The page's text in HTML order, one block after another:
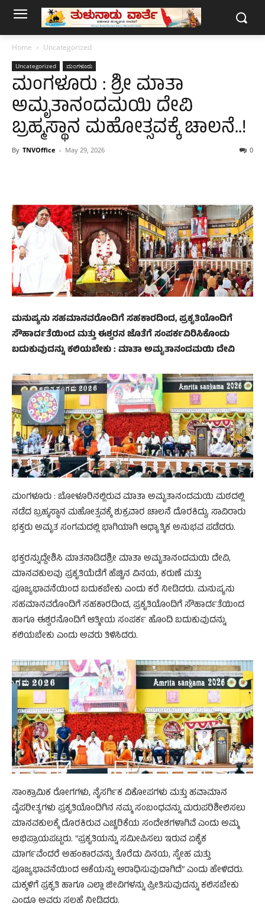
Home Uncategorized
Uncategorized ಮಂಗಳೂರು
ಮಂಗಳೂರು : ಶ್ರೀ ಮಾತಾ
ಅಮೃತಾನಂದಮಯಿ ದೇವಿ
ಬ್ರಹ್ಮಸ್ಥಾನ ಮಹೋತ್ಸವಕ್ಕೆ ಚಾಲನೆ..!
By TNVOffice - May 29, 2026 0
ಮನುಷ್ಯನು ಸಹಮಾನವರೊಂದಿಗೆ ಸಹಕಾರದಿಂದ, ಪ್ರಕೃತಿಯೊಂದಿಗೆ
ಸೌಹಾರ್ದತೆಯಿಂದ ಮತ್ತು ಈಶ್ವರನ ಜೊತೆಗೆ ಸಂಪರ್ಕವಿರಿಸಿಕೊಂಡು
ಬದುಕುವುದನ್ನು ಕಲಿಯಬೇಕು : ಮಾತಾ ಅಮೃತಾನಂದಮಯಿ ದೇವಿ
ಮಂಗಳೂರು : ಬೋಳೂರಿನಲ್ಲಿರುವ ಮಾತಾ ಅಮೃತಾನಂದಮಯಿ ಮಠದಲ್ಲಿ
ನಡೆದ ಬ್ರಹ್ಮಸ್ಥಾನ ಮಹೋತ್ಸವಕ್ಕೆ ಶುಕ್ರವಾರ ಚಾಲನೆ ದೊರಕಿದ್ದು, ಸಾವಿರಾರು
ಭಕ್ತರು ಅಮೃತ ಸಂಗಮದಲ್ಲಿ ಭಾಗಿಯಾಗಿ ಆಧ್ಯಾತ್ಮಿಕ ಅನುಭವ ಪಡೆದರು.
ಭಕ್ತರನ್ನುದ್ದೇಶಿಸಿ ಮಾತನಾಡಿದಶ್ರೀ ಮಾತಾ ಅಮೃತಾನಂದಮಯಿ ದೇವಿ,
ಮಾನವಕುಲವು ಪ್ರಕೃತಿಯೆಡೆಗೆ ಹೆಚ್ಚಿನ ವಿನಯ, ಕರುಣೆ ಮತ್ತು
ಪೂಜ್ಯಭಾವನೆಯಿಂದ ಬದುಕಬೇಕು ಎಂದು ಕರೆ ನೀಡಿದರು. ಮನುಷ್ಯನು
ಸಹಮಾನವರೊಂದಿಗೆ ಸಹಕಾರದಿಂದ, ಪ್ರಕೃತಿಯೊಂದಿಗೆ ಸೌಹಾರ್ದತೆಯಿಂದ
ಹಾಗೂ ಈಶ್ವರನೊಂದಿಗೆ ಆತ್ಮೀಯ ಸಂಪರ್ಕ ಹೊಂದಿ ಬದುಕುವುದನ್ನು
ಕಲಿಯಬೇಕು ಎಂದು ಅವರು ತಿಳಿಸಿದರು.
ಸಾಂಕ್ರಾಮಿಕ ರೋಗಗಳು, ನೈಸರ್ಗಿಕ ವಿಕೋಪಗಳು ಮತ್ತು ಹವಾಮಾನ
ವೈಪರೀತ್ಯಗಳು ಪ್ರಕೃತಿಯೊಂದಿಗಿನ ನಮ್ಮ ಸಂಬಂಧವನ್ನು ಮರುಪರಿಶೀಲಿಸಲು
ಮಾನವಕುಲಕ್ಕೆ ದೊರಕಿರುವ ಎಚ್ಚರಿಕೆಯ ಸಂದೇಶಗಳಾಗಿವೆ ಎಂದು ಅಮ್ಮ
ಅಭಿಪ್ರಾಯಪಟ್ಟರು. “ಪ್ರಕೃತಿಯನ್ನು ಸಮೀಪಿಸಲು ಇರುವ ಏಕೈಕ
ಮಾರ್ಗವೆಂದರೆ ಅಹಂಕಾರವನ್ನು ತೊರೆದು ವಿನಯ, ಸ್ನೇಹ ಮತ್ತು
ಪೂಜ್ಯಭಾವನೆಯಿಂದ ಆಕೆಯನ್ನು ಆರಾಧಿಸುವುದಾಗಿದೆ” ಎಂದು ಹೇಳಿದರು.
ಮಕ್ಕಳಿಗೆ ಪ್ರಕೃತಿ ಹಾಗೂ ಎಲ್ಲಾ ಜೀವಿಗಳನ್ನು ಪ್ರೀತಿಸುವುದನ್ನು ಕಲಿಸಬೇಕು
ಎಂದೂ ಅವರು ಸಲಹೆ ನೀಡಿದರು.